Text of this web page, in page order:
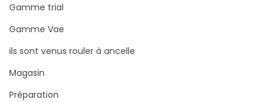
Gamme trial
Gamme Vae
ils sont venus rouler à ancelle
Magasin
Préparation